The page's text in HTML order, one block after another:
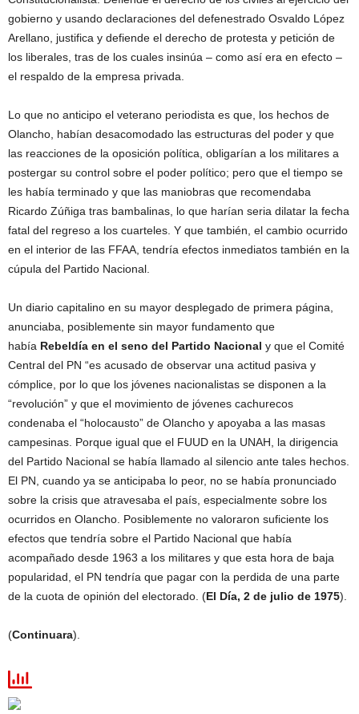
gobierno y usando declaraciones del defenestrado Osvaldo López
Arellano, justifica y defiende el derecho de protesta y petición de
los liberales, tras de los cuales insinúa – como así era en efecto –
el respaldo de la empresa privada.
Lo que no anticipo el veterano periodista es que, los hechos de
Olancho, habían desacomodado las estructuras del poder y que
las reacciones de la oposición política, obligarían a los militares a
postergar su control sobre el poder político; pero que el tiempo se
les había terminado y que las maniobras que recomendaba
Ricardo Zúñiga tras bambalinas, lo que harían seria dilatar la fecha
fatal del regreso a los cuarteles. Y que también, el cambio ocurrido
en el interior de las FFAA, tendría efectos inmediatos también en la
cúpula del Partido Nacional.
Un diario capitalino en su mayor desplegado de primera página,
anunciaba, posiblemente sin mayor fundamento que
había Rebeldía en el seno del Partido Nacional y que el Comité
Central del PN “es acusado de observar una actitud pasiva y
cómplice, por lo que los jóvenes nacionalistas se disponen a la
“revolución” y que el movimiento de jóvenes cachurecos
condenaba el “holocausto” de Olancho y apoyaba a las masas
campesinas. Porque igual que el FUUD en la UNAH, la dirigencia
del Partido Nacional se había llamado al silencio ante tales hechos.
El PN, cuando ya se anticipaba lo peor, no se había pronunciado
sobre la crisis que atravesaba el país, especialmente sobre los
ocurridos en Olancho. Posiblemente no valoraron suficiente los
efectos que tendría sobre el Partido Nacional que había
acompañado desde 1963 a los militares y que esta hora de baja
popularidad, el PN tendría que pagar con la perdida de una parte
de la cuota de opinión del electorado. (El Día, 2 de julio de 1975).
(Continuara).